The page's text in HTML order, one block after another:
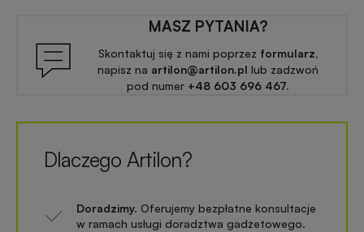
MASZ PYTANIA?
Skontaktuj się z nami poprzez formularz,
napisz na artilon@artilon.pl lub zadzwoń
pod numer +48 603 696 467.
Dlaczego Artilon?
Doradzimy. Oferujemy bezpłatne konsultacje
w ramach usługi doradztwa gadżetowego.